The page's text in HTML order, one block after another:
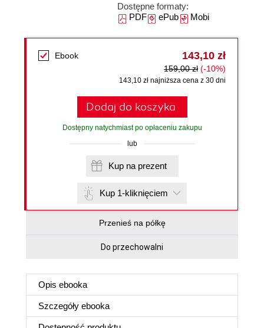
Dostępne formaty:
PDFePubMobi
Ebook 143,10 zł
159,00 zł (-10%)
143,10 zł najniższa cena z 30 dni
Dodaj do koszyka
Dostępny natychmiast po opłaceniu zakupu
lub
Kup na prezent
Kup 1-kliknięciem
Przenieś na półkę
Do przechowalni
Opis ebooka
Szczegóły ebooka